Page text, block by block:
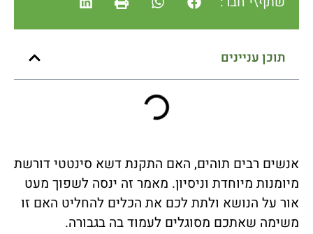
תוכן עניינים
אנשים רבים תוהים, האם התקנת דשא סינטטי דורשת
מיומנות מיוחדת וניסיון. מאמר זה ינסה לשפוך מעט
אור על הנושא ולתת לכם את הכלים להחליט האם זו
משימה שאתכם מסוגלים לעמוד בה בגבורה.